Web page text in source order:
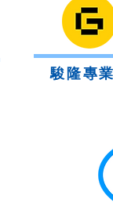
駿隆專